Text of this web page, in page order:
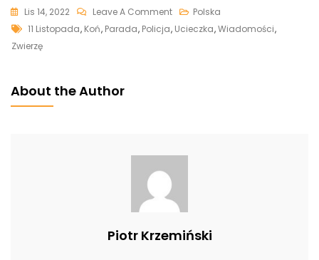
Lis 14, 2022 Leave A CommentOn
Koń
Polska
Tags
11 Listopada, Koń, Parada, Policja, Ucieczka,Wiadomości,
Zwierzę
About the Author
Piotr Krzemiński